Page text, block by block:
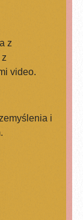
z
video.
i
.